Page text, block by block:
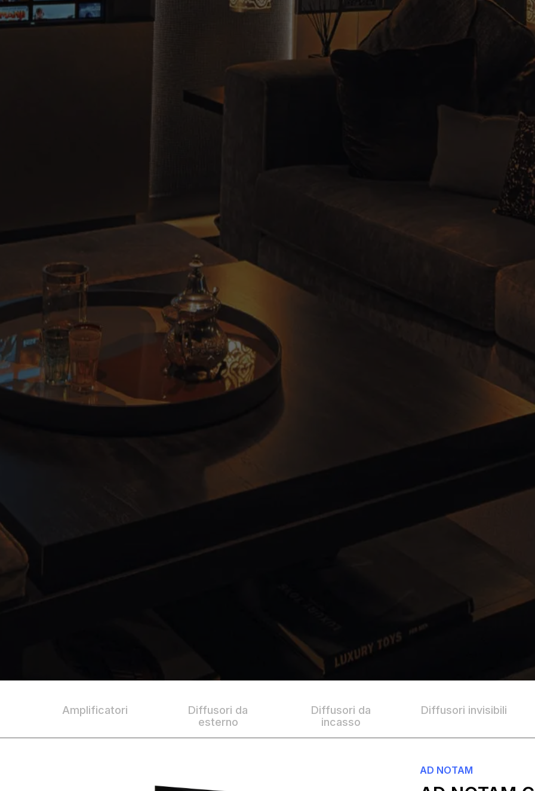
HOME THEATRE
HOSPITALITY
SAMSUNG LUXURY
BRAND
ABOUT US
CONTATTI
Amplificatori
Diffusori da
esterno
Diffusori da
incasso
Diffusori invisibili
AD NOTAM